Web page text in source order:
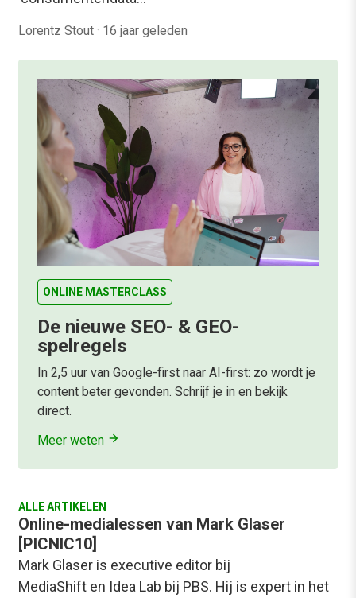
Lorentz Stout · 16 jaar geleden
ONLINE MASTERCLASS
De nieuwe SEO- & GEO-
spelregels
In 2,5 uur van Google-first naar AI-first: zo wordt je
content beter gevonden. Schrijf je in en bekijk
direct.
Meer weten
ALLE ARTIKELEN
Online-medialessen van Mark Glaser
[PICNIC10]
Mark Glaser is executive editor bij
MediaShift en Idea Lab bij PBS. Hij is expert in het